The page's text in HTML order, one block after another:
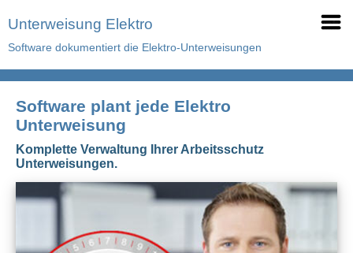
Unterweisung Elektro
Software dokumentiert die Elektro-Unterweisungen
Software plant jede Elektro
Unterweisung
Komplette Verwaltung Ihrer Arbeitsschutz
Unterweisungen.